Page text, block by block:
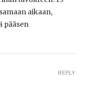
aikaan,
pääsen
REPLY